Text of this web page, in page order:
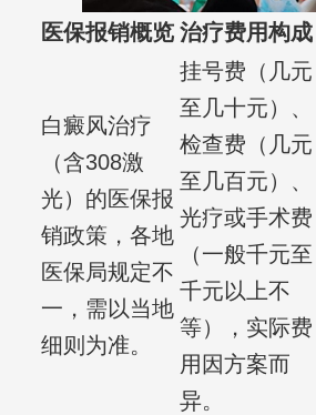
医保报销概览 治疗费用构成
白癜风治疗
（含308激
光）的医保报
销政策，各地
医保局规定不
一，需以当地
细则为准。
挂号费（几元
至几十元）、
检查费（几元
至几百元）、
光疗或手术费
（一般千元至
千元以上不
等），实际费
用因方案而
异。